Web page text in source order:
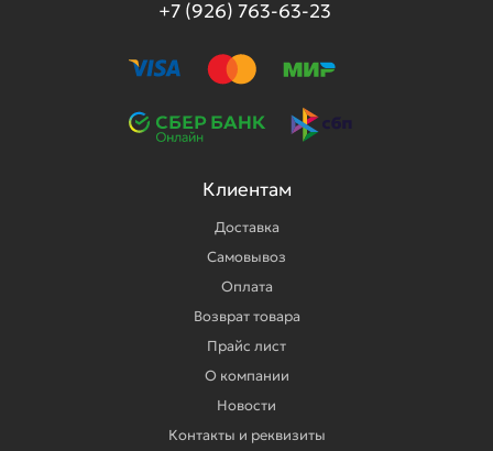
+7 (926) 763-63-23
Клиентам
Доставка
Самовывоз
Оплата
Возврат товара
Прайс лист
О компании
Новости
Контакты и реквизиты